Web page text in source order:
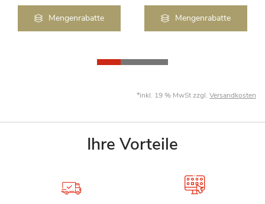
Mengenrabatte Mengenrabatte
*inkl. 19 % MwSt zzgl. Versandkosten
Ihre Vorteile